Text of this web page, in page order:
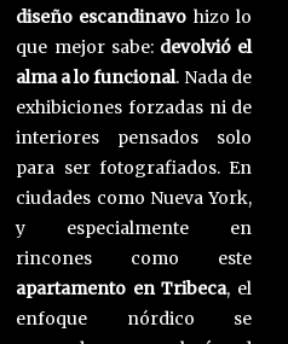
diseño escandinavo hizo lo
que mejor sabe: devolvió el
alma a lo funcional. Nada de
exhibiciones forzadas ni de
interiores pensados solo
para ser fotografiados. En
ciudades como Nueva York,
y especialmente en
rincones como este
apartamento en Tribeca, el
enfoque nórdico se